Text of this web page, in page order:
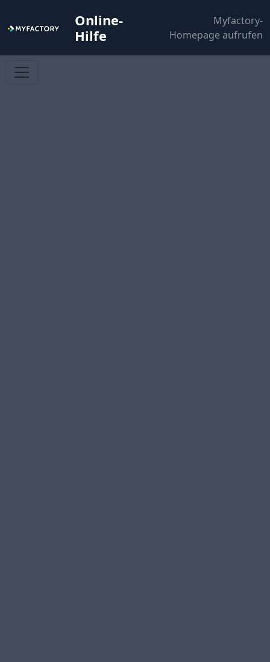
Online-
Hilfe
Myfactory-
Homepage aufrufen